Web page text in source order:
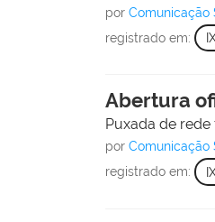
porComunicação
registrado em:
Abertura
Puxada de
porComunicação
registrado em: